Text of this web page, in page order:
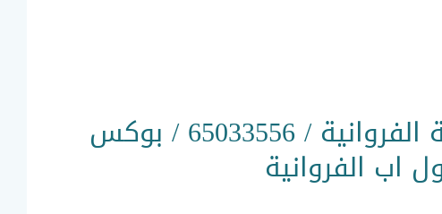
بنرات اعلانية الفروانية / 65033556 / بوكس
اب الفروانية